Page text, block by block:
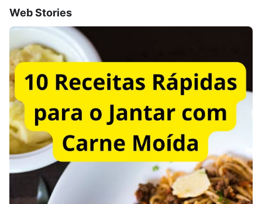
Web Stories